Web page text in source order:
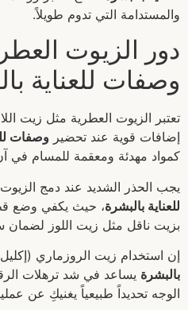
والمستدامة التي تدوم طويلاً.
دور الزيوت
وصفات للعناية
تعتبر الزيوت العطرية مثل زيت
إضافات قوية عند تحضير وصفات
كمواد مهدئة ومعقمة للمسام في
يجب الحذر الشديد عند دمج
للعناية بالبشرة، حيث يكفي وضع
بزيت ناقل مثل زيت اللوز لضمان
إن استخدام زيت الروزماري
بالبشرة يساعد في شد ترهلات
الوجه تحديداً طبيعياً يغنيكِ عن